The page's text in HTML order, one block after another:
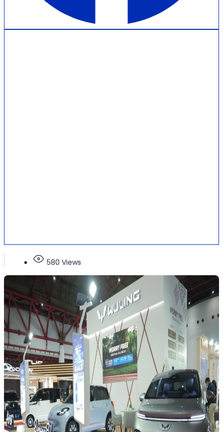
580 Views